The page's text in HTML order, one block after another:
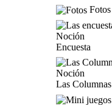
Fotos
Encuesta
Las Columnas